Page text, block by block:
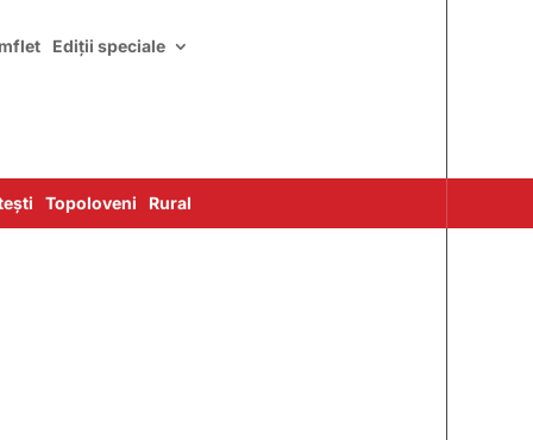
Ediții speciale
Topoloveni Rural